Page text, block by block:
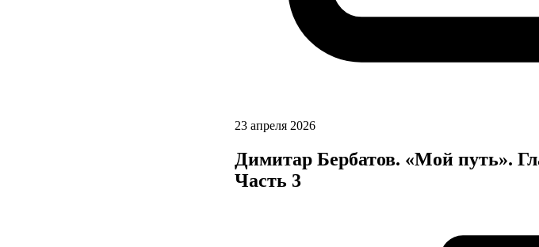
23 апреля 2026
Димитар Бербатов. «Мой путь».
Часть 3